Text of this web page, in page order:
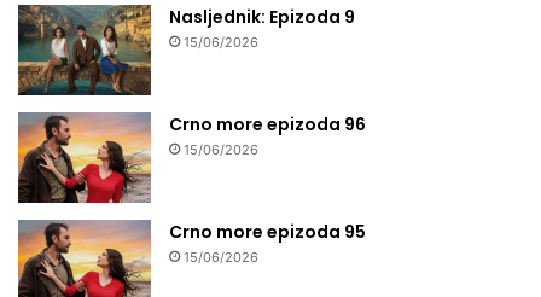
Nasljednik: Epizoda 9
15/06/2026
Crno more epizoda 96
15/06/2026
Crno more epizoda 95
15/06/2026